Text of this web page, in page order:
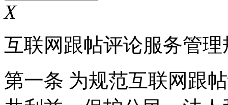
X
互联网跟帖评论服务管理
第一条 为规范互联网跟